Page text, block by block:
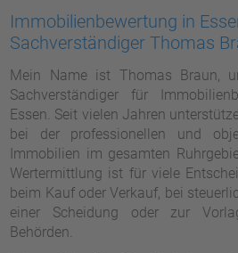
Immobilienbewertung in
Sachverständiger Thomas
Mein Name ist Thomas Braun,
Sachverständiger für
Essen. Seit vielen Jahren
bei der professionellen und
Immobilien im gesamten
Wertermittlung ist für viele
beim Kauf oder Verkauf, bei
einer Scheidung oder zur
Behörden.